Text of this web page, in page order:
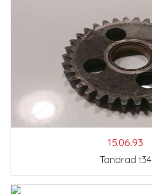
15.06.93
Tandrad t34